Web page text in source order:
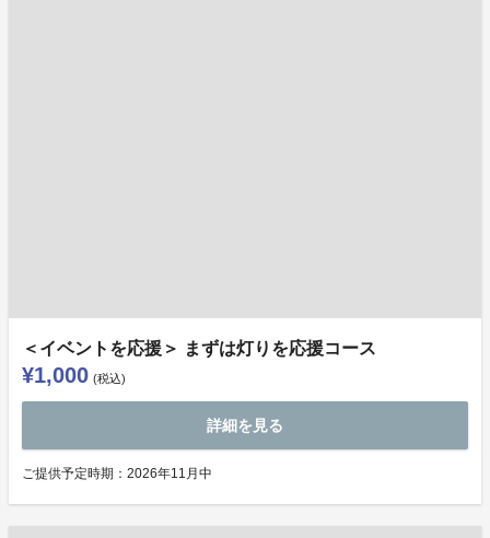
＜イベントを応援＞ まずは灯りを応援コース
¥1,000 (税込)
詳細を見る
ご提供予定時期：2026年11月中